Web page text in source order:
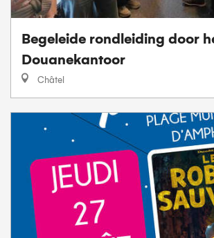
Begeleide rondleiding door
Douanekantoor
Châtel